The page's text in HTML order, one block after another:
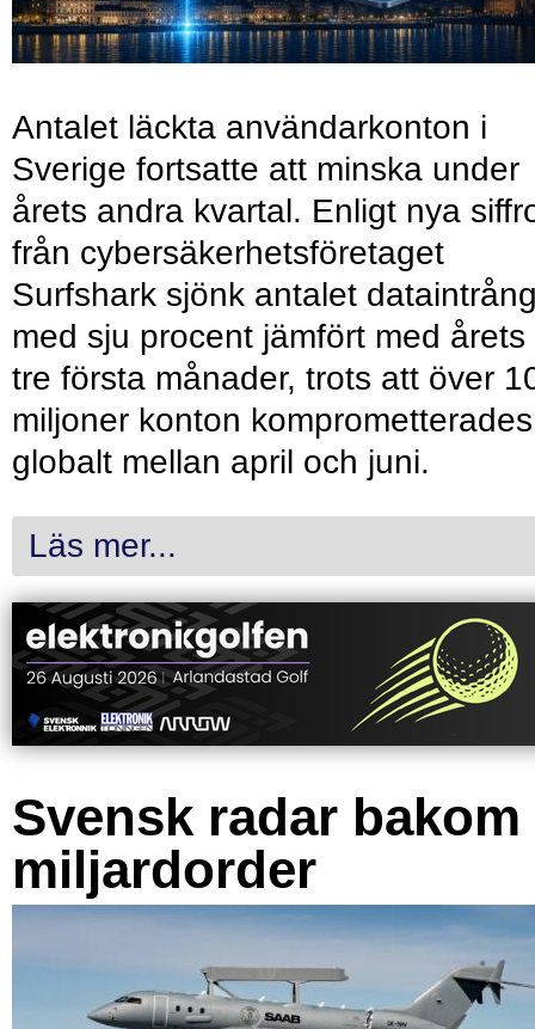
Antalet läckta användarkonton i
Sverige fortsatte att minska under
årets andra kvartal. Enligt nya
från cybersäkerhetsföretaget
Surfshark sjönk antalet
med sju procent jämfört med årets
tre första månader, trots att över
miljoner konton komprometterades
globalt mellan april och juni.
Läs mer...
Svensk radar bakom
miljardorder